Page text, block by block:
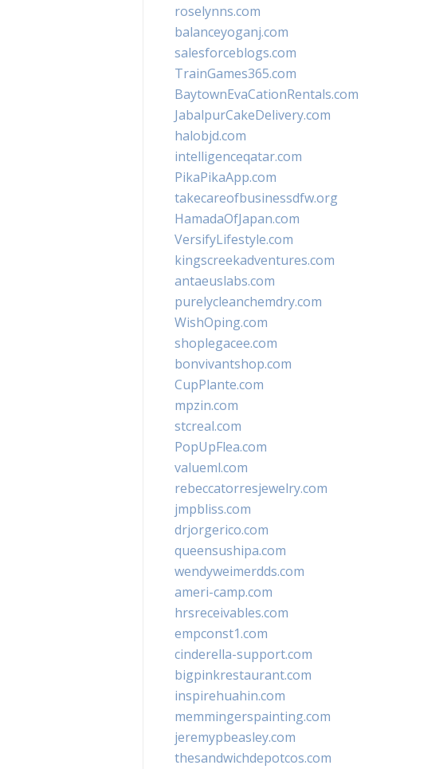
roselynns.com
balanceyoganj.com
salesforceblogs.com
TrainGames365.com
BaytownEvaCationRentals.com
JabalpurCakeDelivery.com
halobjd.com
intelligenceqatar.com
PikaPikaApp.com
takecareofbusinessdfw.org
HamadaOfJapan.com
VersifyLifestyle.com
kingscreekadventures.com
antaeuslabs.com
purelycleanchemdry.com
WishOping.com
shoplegacee.com
bonvivantshop.com
CupPlante.com
mpzin.com
stcreal.com
PopUpFlea.com
valueml.com
rebeccatorresjewelry.com
jmpbliss.com
drjorgerico.com
queensushipa.com
wendyweimerdds.com
ameri-camp.com
hrsreceivables.com
empconst1.com
cinderella-support.com
bigpinkrestaurant.com
inspirehuahin.com
memmingerspainting.com
jeremypbeasley.com
thesandwichdepotcos.com